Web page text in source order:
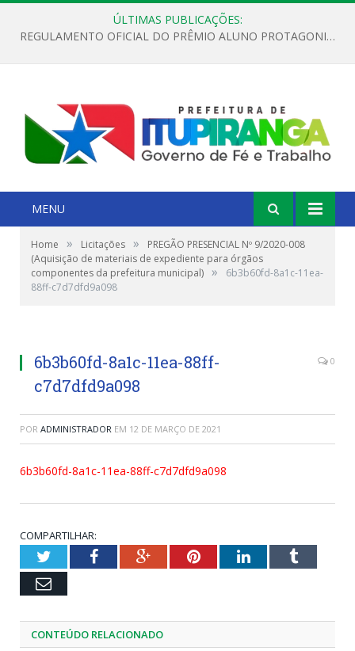
ÚLTIMAS PUBLICAÇÕES:
REGULAMENTO OFICIAL DO PRÊMIO ALUNO PROTAGONISTA – EDIÇÃO 2026
MENU
Home » Licitações »
PREGÃO PRESENCIAL Nº 9/2020-008
(Aquisição de materiais de expediente para órgãos
componentes da prefeitura municipal) »
6b3b60fd-8a1c-11ea-
88ff-c7d7dfd9a098
6b3b60fd-8a1c-11ea-88ff-
c7d7dfd9a098
0
POR ADMINISTRADOR EM 12 DE MARÇO DE 2021
6b3b60fd-8a1c-11ea-88ff-c7d7dfd9a098
COMPARTILHAR:
TwitterFacebookGoogle+PinterestLinkedInTumblr
Email
CONTEÚDO RELACIONADO